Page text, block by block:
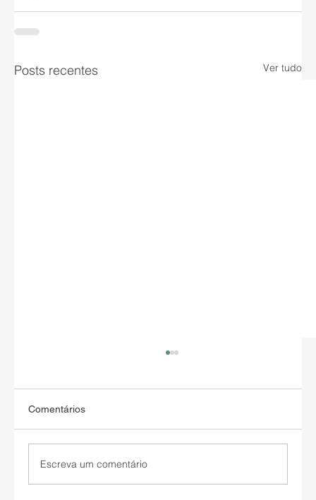
Posts recentes Ver tudo
Comentários
Escreva um comentário